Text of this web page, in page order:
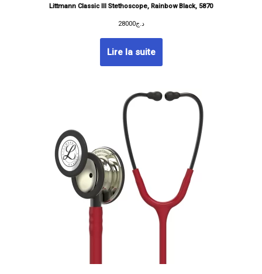
Littmann Classic III Stethoscope, Rainbow Black, 5870
د.ج28000
Lire la suite